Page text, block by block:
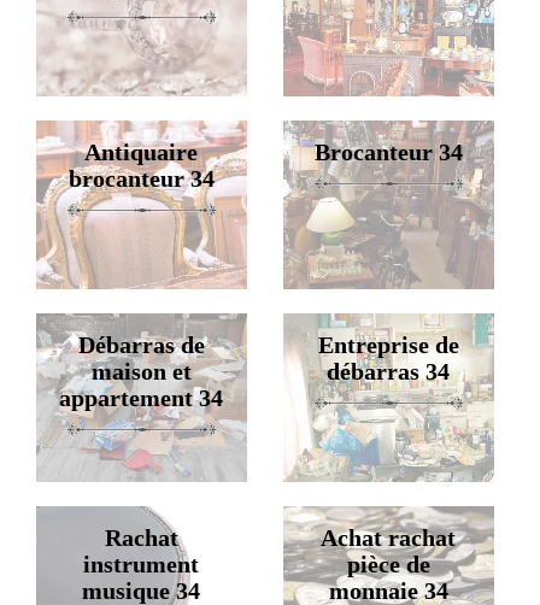
Antiquaire
brocanteur 34
Brocanteur 34
Débarras de
maison et
appartement 34
Entreprise de
débarras 34
Rachat
instrument
musique 34
Achat rachat
pièce de
monnaie 34